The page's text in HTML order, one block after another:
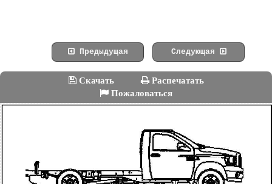
Предыдущая Следующая
Скачать
Распечатать
Пожаловаться